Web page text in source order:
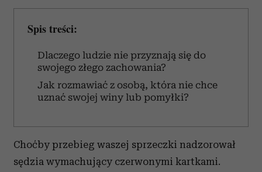
Spis treści:
Dlaczego ludzie nie przyznają się do
swojego złego zachowania?
Jak rozmawiać z osobą, która nie chce
uznać swojej winy lub pomyłki?
Choćby przebieg waszej sprzeczki nadzorował
sędzia wymachujący czerwonymi kartkami.